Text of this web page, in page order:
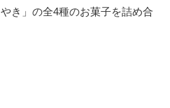
き」の全4種のお菓子を詰め合